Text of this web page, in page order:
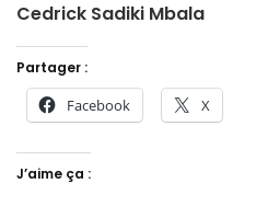
Cedrick Sadiki Mbala
Partager :
Facebook X
J’aime ça :